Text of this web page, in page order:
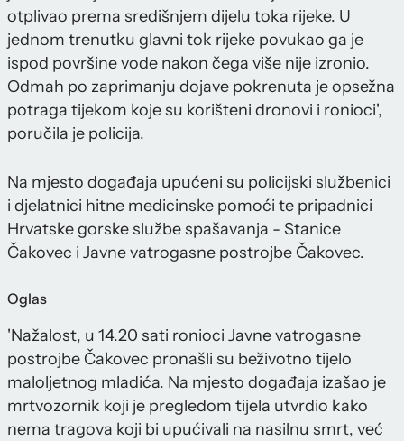
otplivao prema središnjem dijelu toka rijeke. U
jednom trenutku glavni tok rijeke povukao ga je
ispod površine vode nakon čega više nije izronio.
Odmah po zaprimanju dojave pokrenuta je opsežna
potraga tijekom koje su korišteni dronovi i ronioci',
poručila je policija.
Na mjesto događaja upućeni su policijski službenici
i djelatnici hitne medicinske pomoći te pripadnici
Hrvatske gorske službe spašavanja - Stanice
Čakovec i Javne vatrogasne postrojbe Čakovec.
Oglas
'Nažalost, u 14.20 sati ronioci Javne vatrogasne
postrojbe Čakovec pronašli su beživotno tijelo
maloljetnog mladića. Na mjesto događaja izašao je
mrtvozornik koji je pregledom tijela utvrdio kako
nema tragova koji bi upućivali na nasilnu smrt, već